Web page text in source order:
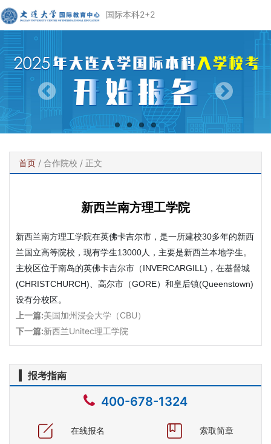
国际本科2+2
首页 / 合作院校 / 正文
新西兰南方理工学院
新西兰南方理工学院在英佛卡吉尔市，是一所建校30多年的新西
兰国立高等院校，现有学生13000人，主要是新西兰本地学生。
主校区位于南岛的英佛卡吉尔市（INVERCARGILL)，在基督城
(CHRISTCHURCH)、高尔市（GORE）和皇后镇(Queenstown)
设有分校区。
上一篇:美国加州浸会大学（CBU）
下一篇:新西兰Unitec理工学院
报考指南
400-678-1324
在线报名 索取简章